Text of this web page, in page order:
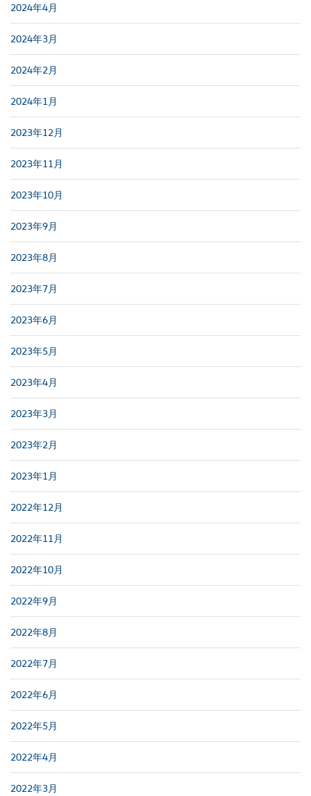
2024年4月
2024年3月
2024年2月
2024年1月
2023年12月
2023年11月
2023年10月
2023年9月
2023年8月
2023年7月
2023年6月
2023年5月
2023年4月
2023年3月
2023年2月
2023年1月
2022年12月
2022年11月
2022年10月
2022年9月
2022年8月
2022年7月
2022年6月
2022年5月
2022年4月
2022年3月